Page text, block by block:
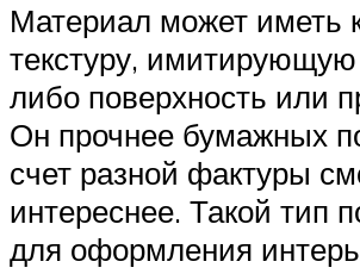
Материал может иметь
текстуру,
либо поверхность или
Он прочнее бумажных
счет разной фактуры
интереснее. Такой тип
для оформления